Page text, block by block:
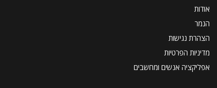
אודות
הנמר
הצהרת נגישות
מדיניות הפרטיות
אפליקציה אנשים ומחשבים